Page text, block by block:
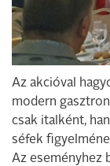
Az akcióval
modern
csak italként,
séfek
Az eseményhez